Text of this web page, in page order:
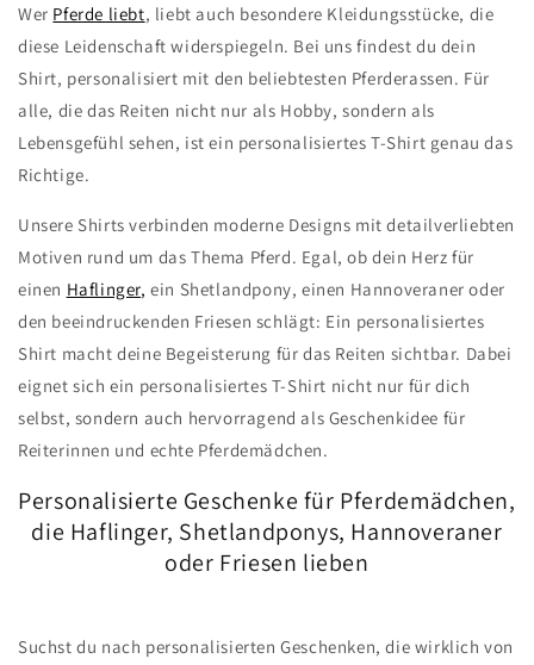
Wer Pferde liebt, liebt auch besondere Kleidungsstücke, die
diese Leidenschaft widerspiegeln. Bei uns findest du dein
Shirt, personalisiert mit den beliebtesten Pferderassen. Für
alle, die das Reiten nicht nur als Hobby, sondern als
Lebensgefühl sehen, ist ein personalisiertes T-Shirt genau das
Richtige.
Unsere Shirts verbinden moderne Designs mit detailverliebten
Motiven rund um das Thema Pferd. Egal, ob dein Herz für
einen Haflinger,ein Shetlandpony, einen Hannoveraner oder
den beeindruckenden Friesen schlägt: Ein personalisiertes
Shirt macht deine Begeisterung für das Reiten sichtbar. Dabei
eignet sich ein personalisiertes T-Shirt nicht nur für dich
selbst, sondern auch hervorragend als Geschenkidee für
Reiterinnen und echte Pferdemädchen.
Personalisierte Geschenke für Pferdemädchen,
die Haflinger, Shetlandponys, Hannoveraner
oder Friesen lieben
Suchst du nach personalisierten Geschenken, die wirklich von